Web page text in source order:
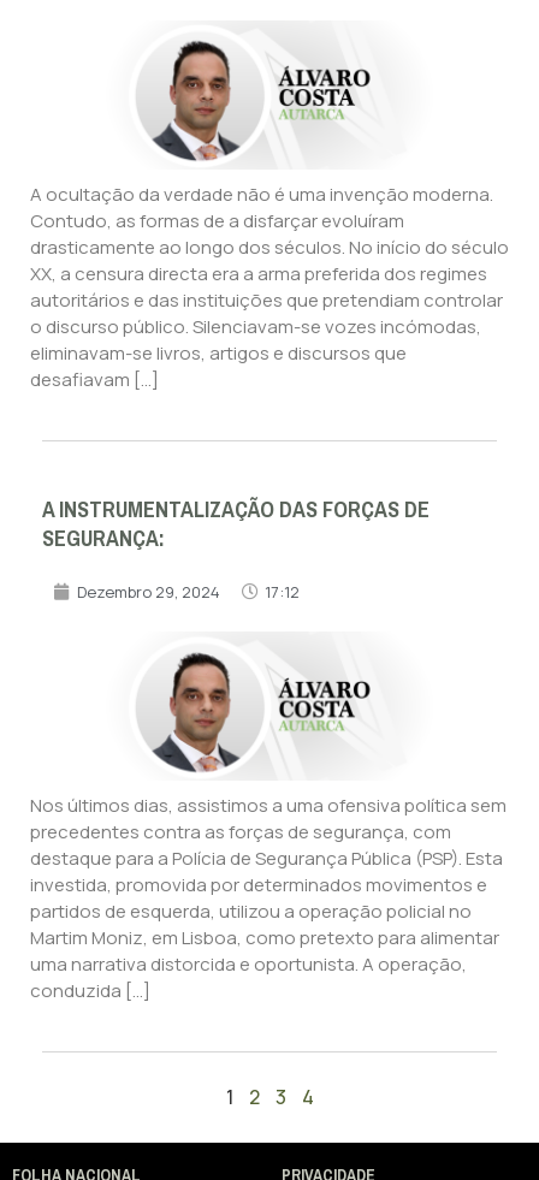
A ocultação da verdade não é uma invenção moderna.
Contudo, as formas de a disfarçar evoluíram
drasticamente ao longo dos séculos. No início do século
XX, a censura directa era a arma preferida dos regimes
autoritários e das instituições que pretendiam controlar
o discurso público. Silenciavam-se vozes incómodas,
eliminavam-se livros, artigos e discursos que
desafiavam […]
A INSTRUMENTALIZAÇÃO DAS FORÇAS DE
SEGURANÇA:
Dezembro 29, 2024 17:12
Nos últimos dias, assistimos a uma ofensiva política sem
precedentes contra as forças de segurança, com
destaque para a Polícia de Segurança Pública (PSP). Esta
investida, promovida por determinados movimentos e
partidos de esquerda, utilizou a operação policial no
Martim Moniz, em Lisboa, como pretexto para alimentar
uma narrativa distorcida e oportunista. A operação,
conduzida […]
1 2 3 4